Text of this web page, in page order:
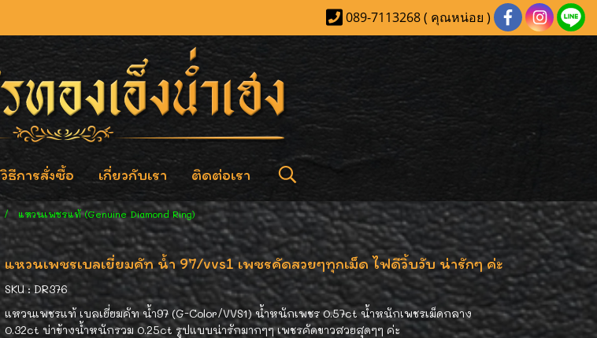
089-7113268 ( คุณหน่อย )
วิธีการสั่งซื้อ เกี่ยวกับเรา ติดต่อเรา
แหวนเพชรแท้ (Genuine Diamond Ring)
แหวนเพชรเบลเยี่ยมคัท น้ำ 97/vvs1 เพชรคัดสวยๆทุกเม็ด ไฟดีวิ้บวับ น่ารักๆ ค่ะ
SKU : DR376
แหวนเพชรแท้ เบลเยี่ยมคัท น้ำ97 (G-Color/VVS1) น้ำหนักเพชร 0.57ct น้ำหนักเพชรเม็ดกลาง
0.32ct บ่าข้างน้ำหนักรวม 0.25ct รูปแบบน่ารักมากๆๆ เพชรคัดขาวสวยสุดๆๆ ค่ะ